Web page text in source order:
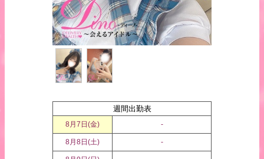
週間出勤表
8月7日(金) -
8月8日(土) -